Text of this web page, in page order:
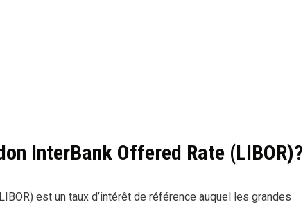
InterBank Offered Rate (LIBOR)?
est un taux d’intérêt de référence auquel les grandes